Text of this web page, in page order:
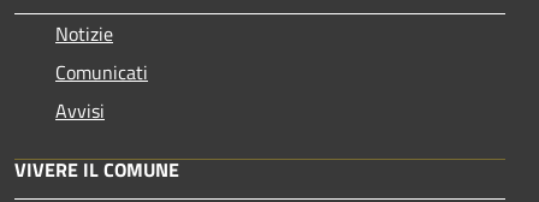
Notizie
Comunicati
Avvisi
VIVERE IL COMUNE